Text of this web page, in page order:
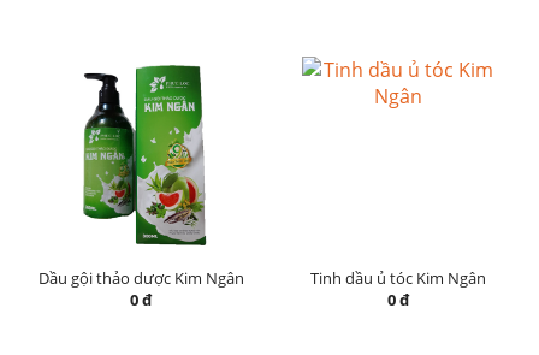
Dầu gội thảo dược Kim Ngân
0 đ
Tinh dầu ủ tóc Kim Ngân
0 đ